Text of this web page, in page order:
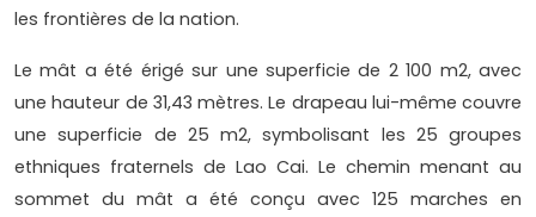
les frontières de la nation.
Le mât a été érigé sur une superficie de 2 100 m2, avec
une hauteur de 31,43 mètres. Le drapeau lui-même couvre
une superficie de 25 m2, symbolisant les 25 groupes
ethniques fraternels de Lao Cai. Le chemin menant au
sommet du mât a été conçu avec 125 marches en